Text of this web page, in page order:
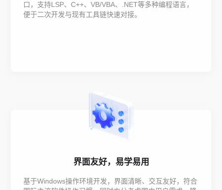
口，支持LSP、C++、VB/VBA、.NET等多种编程语言，
便于二次开发与现有工具链快速对接。
界面友好，易学易用
基于Windows操作环境开发，界面清晰、交互友好，符合